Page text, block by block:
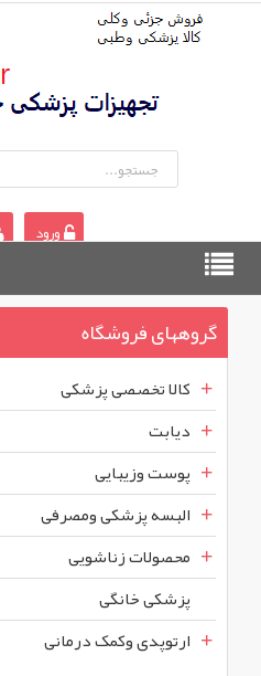
ورود
گروههای فروشگاه
کالا تخصصی پزشکی
دیابت
پوست وزیبایی
البسه پزشکی ومصرفی
محصولات زناشویی
پزشکی خانگی
ارتوپدی وکمک درمانی